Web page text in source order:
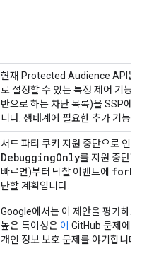
현재 Protected Audience API는
로 설정할 수 있는 특정 제어 기능
반으로 하는 차단 목록)을 SSP에
니다. 생태계에 필요한 추가 기능
서드 파티 쿠키 지원 중단으로 인
DebuggingOnly를 지원 중단
빠르면)부터 낙찰 이벤트에 for
단할 계획입니다.
Google에서는 이 제안을 평가하
높은 특이성은 이 GitHub 문제에
개인 정보 보호 문제를 야기합니다.